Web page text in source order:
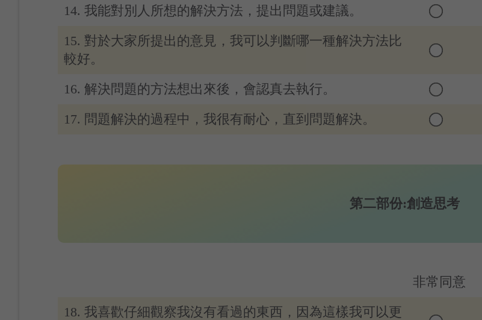
14. 我能對別人所想的解決方法，提出問題或建議。
15. 對於大家所提出的意見，我可以判斷哪一種解決方法比
較好。
16. 解決問題的方法想出來後，會認真去執行。
17. 問題解決的過程中，我很有耐心，直到問題解決。
第二部份:創造思考
非常同意
18. 我喜歡仔細觀察我沒有看過的東西，因為這樣我可以更